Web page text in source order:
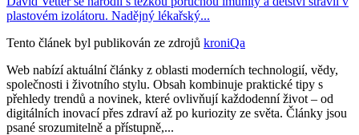
plastovém izolátoru. Nadějný lékařský...
Tento článek byl publikován ze zdrojů kroniQa
Web nabízí aktuální články z oblasti moderních technologií, vědy,
společnosti i životního stylu. Obsah kombinuje praktické tipy s
přehledy trendů a novinek, které ovlivňují každodenní život – od
digitálních inovací přes zdraví až po kuriozity ze světa. Články jsou
psané srozumitelně a přístupně,...